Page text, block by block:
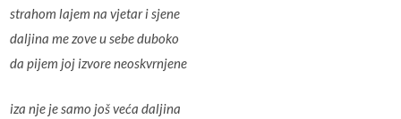
strahom lajem na vjetar i sjene
daljina me zove u sebe duboko
da pijem joj izvore neoskvrnjene
iza nje je samo još veća daljina